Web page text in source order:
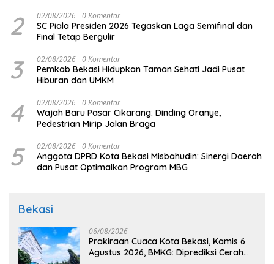
2 02/08/2026 0 Komentar
SC Piala Presiden 2026 Tegaskan Laga Semifinal dan
Final Tetap Bergulir
3 02/08/2026 0 Komentar
Pemkab Bekasi Hidupkan Taman Sehati Jadi Pusat
Hiburan dan UMKM
4 02/08/2026 0 Komentar
Wajah Baru Pasar Cikarang: Dinding Oranye,
Pedestrian Mirip Jalan Braga
5 02/08/2026 0 Komentar
Anggota DPRD Kota Bekasi Misbahudin: Sinergi Daerah
dan Pusat Optimalkan Program MBG
Bekasi
06/08/2026
Prakiraan Cuaca Kota Bekasi, Kamis 6
Agustus 2026, BMKG: Diprediksi Cerah